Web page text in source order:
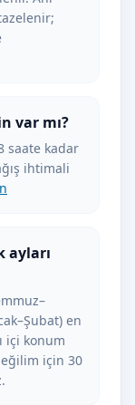
var mı?
saate kadar
ihtimali
ayları
en
içi konum
için 30